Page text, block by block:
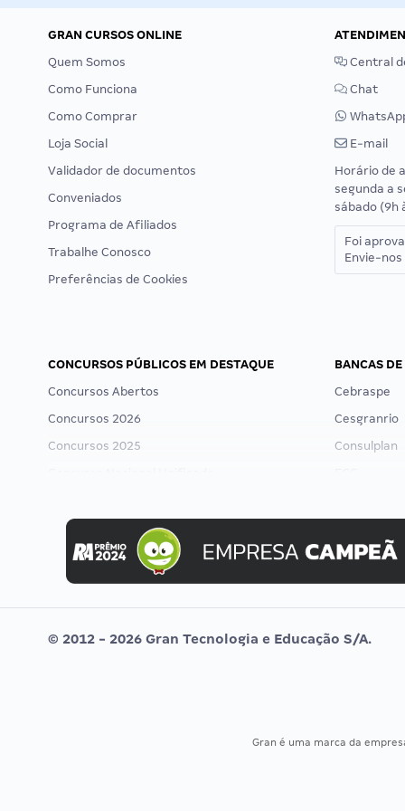
GRAN CURSOS ONLINE
Quem Somos
Como Funciona
Como Comprar
Loja Social
Validador de documentos
Conveniados
Programa de Afiliados
Trabalhe Conosco
Preferências de Cookies
Central
Chat
E-mail
Horário de
segunda a
sábado (9h
Foi
Envie-
CONCURSOS PÚBLICOS EM DESTAQUE
Concursos Abertos
Concursos 2026
Concursos 2025
Concurso MPU
Editais publicados
BANCAS
Cebraspe
Cesgranrio
Consulplan
Selecon
Uniase
Vunesp
© 2012 - 2026 Gran Tecnologia e Educação S/A.
Gran é uma marca da